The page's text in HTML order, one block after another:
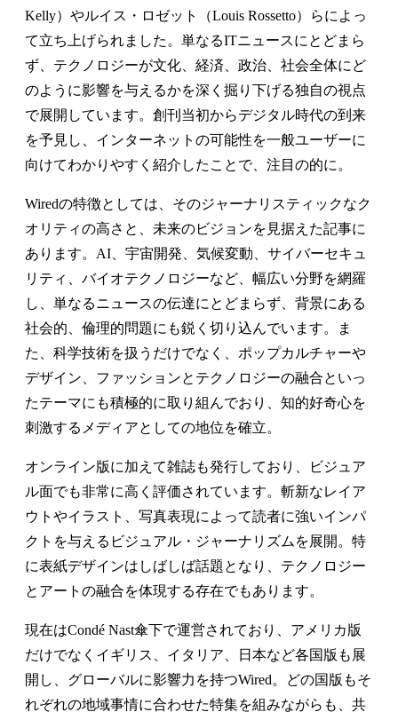
Kelly）やルイス・ロゼット（Louis Rossetto）らによっ
て立ち上げられました。単なるITニュースにとどまら
ず、テクノロジーが文化、経済、政治、社会全体にど
のように影響を与えるかを深く掘り下げる独自の視点
で展開しています。創刊当初からデジタル時代の到来
を予見し、インターネットの可能性を一般ユーザーに
向けてわかりやすく紹介したことで、注目の的に。
Wiredの特徴としては、そのジャーナリスティックなク
オリティの高さと、未来のビジョンを見据えた記事に
あります。AI、宇宙開発、気候変動、サイバーセキュ
リティ、バイオテクノロジーなど、幅広い分野を網羅
し、単なるニュースの伝達にとどまらず、背景にある
社会的、倫理的問題にも鋭く切り込んでいます。ま
た、科学技術を扱うだけでなく、ポップカルチャーや
デザイン、ファッションとテクノロジーの融合といっ
たテーマにも積極的に取り組んでおり、知的好奇心を
刺激するメディアとしての地位を確立。
オンライン版に加えて雑誌も発行しており、ビジュア
ル面でも非常に高く評価されています。斬新なレイア
ウトやイラスト、写真表現によって読者に強いインパ
クトを与えるビジュアル・ジャーナリズムを展開。特
に表紙デザインはしばしば話題となり、テクノロジー
とアートの融合を体現する存在でもあります。
現在はCondé Nast傘下で運営されており、アメリカ版
だけでなくイギリス、イタリア、日本など各国版も展
開し、グローバルに影響力を持つWired。どの国版もそ
れぞれの地域事情に合わせた特集を組みながらも、共